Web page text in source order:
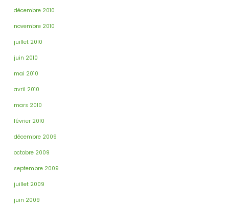
décembre 2010
novembre 2010
juillet 2010
juin 2010
mai 2010
avril 2010
mars 2010
février 2010
décembre 2009
octobre 2009
septembre 2009
juillet 2009
juin 2009